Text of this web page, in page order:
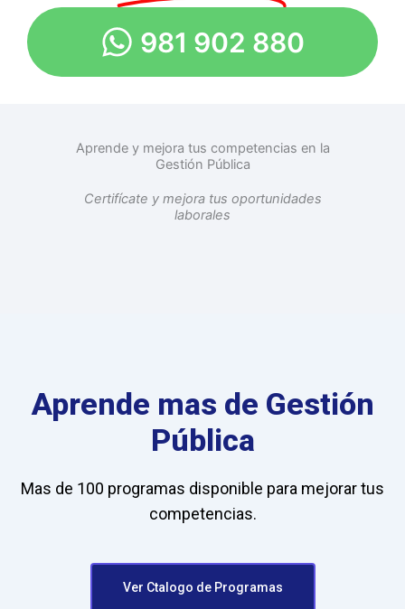
981 902 880
Aprende y mejora tus competencias en la
Gestión Pública
Certifícate y mejora tus oportunidades
laborales
Aprende mas de Gestión
Pública
Mas de 100 programas disponible para mejorar tus
competencias.
Ver Ctalogo de Programas